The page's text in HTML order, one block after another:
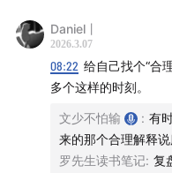
法，完全不构成任何投
投资是真得谨慎！
Daniel丨
2026.3.07
08:22 给自己找个“合
多个这样的时刻。
文少不怕输 : 有
来的那个合理解释说
罗先生读书笔记: 复